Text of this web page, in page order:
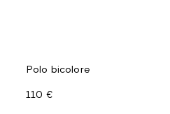
Polo bicolore
110 €